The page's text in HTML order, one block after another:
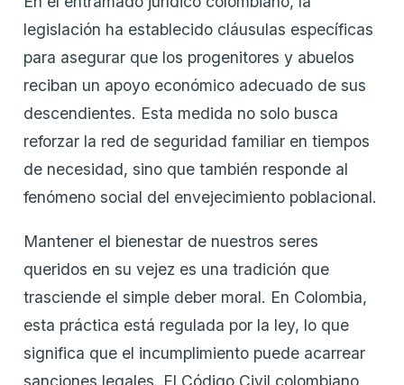
legislación ha establecido cláusulas específicas
para asegurar que los progenitores y abuelos
reciban un apoyo económico adecuado de sus
descendientes. Esta medida no solo busca
reforzar la red de seguridad familiar en tiempos
de necesidad, sino que también responde al
fenómeno social del envejecimiento poblacional.
Mantener el bienestar de nuestros seres
queridos en su vejez es una tradición que
trasciende el simple deber moral. En Colombia,
esta práctica está regulada por la ley, lo que
significa que el incumplimiento puede acarrear
sanciones legales. El Código Civil colombiano